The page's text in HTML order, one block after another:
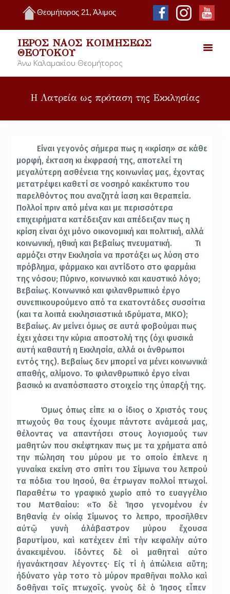
Θεομήτορος 21, Άλιμος
ΙΕΡΌΣ ΝΑΌΣ ΚΟΙΜΉΣΕΩΣ
ΘΕΟΤΌΚΟΥ
Άνω Καλαμακίου Θεομήτορος
Η Λατρεία ως πρόταση της Εκκλησίας
Είναι γεγονός σήμερα πως η «κρίση» σε κάθε
μορφή, έκταση κι έκφρασή της, αποτελεί τη
μεγαλύτερη ασθένεια της κοινωνίας μας, έχοντας
μετατρέψει καθετί σε νοσηρό κακέκτυπο του
παρελθόντος που αναζητά ίαση και θεραπεία.
Πολλοί πριν από μένα και με περισσότερα
επιχειρήματα κατέδειξαν και απέδειξαν πως η
κρίση είναι όχι μόνο οικονομική και πολιτική, αλλά
κοινωνική, ηθική και βεβαίως πνευματική.
Τι
αρμόζει στην Εκκλησία να προτάξει ως λύση στο
πρόβλημα, φάρμακο και αντίδοτο στο φαρμάκι
της νόσου; Πύρινο, κοινωνικό και καυστικό λόγο;
Βεβαίως. Κοινωνικό και φιλανθρωπικό έργο
συνεπικουρούμενο από τα εκατοντάδες συσσίτια
(και τα λοιπά εκκλησιαστικά ιδρύματα, ΜΚΟ);
Βεβαίως. Αν μείνει όμως σε αυτά φοβούμαι πως
έχει χάσει την κύρια αποστολή της (όχι φυσικά
αυτή καθαυτή η Εκκλησία, αλλά οι άνθρωποι
εντός της). Βεβαίως δεν μπορεί να μένει κοινωνικά
απαθής, αλίμονο. Το φιλανθρωπικό έργο είναι
βασικό κι αναπόσπαστο στοιχείο της ύπαρξή της.
Όμως όπως είπε κι ο ίδιος ο Χριστός τους
πτωχούς θα τους έχουμε πάντοτε ανάμεσά μας,
θέλοντας να απαντήσει στους λογισμούς των
μαθητών που σκέφτηκαν πως με τα χρήματα από
την πώληση του μύρου με το οποίο έπλενε η
γυναίκα εκείνη στο σπίτι του Σίμωνα του λεπρού
τα πόδια του Ιησού, θα έτρωγαν πολλοί πτωχοί.
Παραθέτω το γραφικό χωρίο από το ευαγγέλιο
του Ματθαίου: «Το δὲ Ἰησο γενομένουἐν
Βηθανίᾳ ἐν οἰκίᾳ Σίμωνος το λεπρο, προσῆλθεν
αὐτῷ γυνὴ ἀλάβαστρον μύρουἔχουσα
βαρυτίμου, καὶ κατέχεεν ἐπὶ τὴν κεφαλὴν αὐτο
ἀνακειμένου. ἰδόντες δὲ οἱ μαθηταὶ αὐτο
ἠγανάκτησαν λέγοντες· Εἰς τί ἡ ἀπώλεια αὕτη;
ἠδύνατο γὰρ τοτο τὸ μύρον πραθῆναι πολλο καὶ
δοθῆναι τοῖς πτωχοῖς. γνοὺς δὲ ὁ Ἰησος εἶπεν